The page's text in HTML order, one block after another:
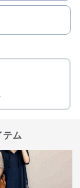
テム